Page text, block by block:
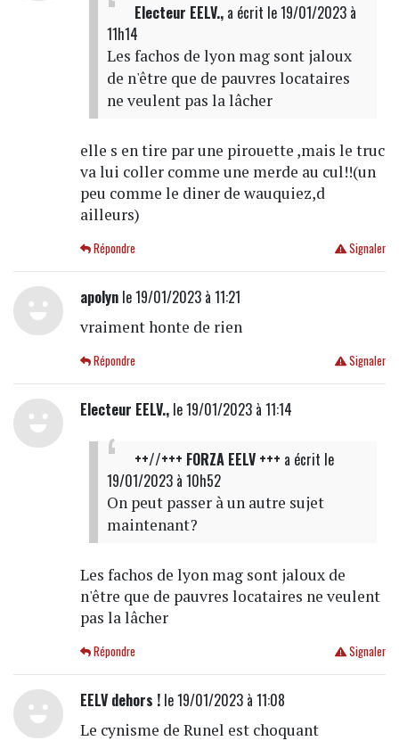
Electeur EELV.,a écrit le 19/01/2023 à
11h14
Les fachos de lyon mag sont jaloux
de n'être que de pauvres locataires
ne veulent pas la lâcher
elle s en tire par une pirouette ,mais le truc
va lui coller comme une merde au cul!!(un
peu comme le diner de wauquiez,d
ailleurs)
Signaler
Répondre
apolynle 19/01/2023 à 11:21
vraiment honte de rien
Signaler
Répondre
Electeur EELV.,le 19/01/2023 à 11:14
++//+++ FORZA EELV +++ a écrit le
19/01/2023 à 10h52
On peut passer à un autre sujet
maintenant?
Les fachos de lyon mag sont jaloux de
n'être que de pauvres locataires ne veulent
pas la lâcher
Signaler
Répondre
EELV dehors !le 19/01/2023 à 11:08
Le cynisme de Runel est choquant